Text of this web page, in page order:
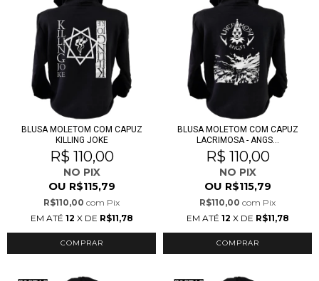
BLUSA MOLETOM COM CAPUZ
KILLING JOKE
R$ 110,00
NO PIX
OU R$115,79
R$110,00 com Pix
EM ATÉ 12 X DE R$11,78
COMPRAR
BLUSA MOLETOM COM CAPUZ
LACRIMOSA - ANGS...
R$ 110,00
NO PIX
OU R$115,79
R$110,00 com Pix
EM ATÉ 12 X DE R$11,78
COMPRAR